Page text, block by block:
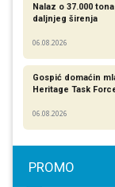
Nalaz o 37.000
daljnjeg širenja
06.08.2026
Gospić domaćin
Heritage Task
06.08.2026
PROMO